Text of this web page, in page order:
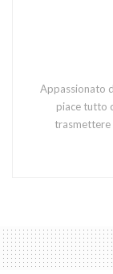
Appassionato
piace tutto
trasmettere